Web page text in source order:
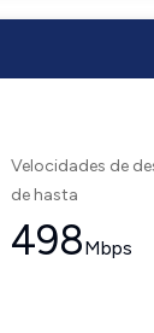
Velocidades de
de hasta
498Mbps